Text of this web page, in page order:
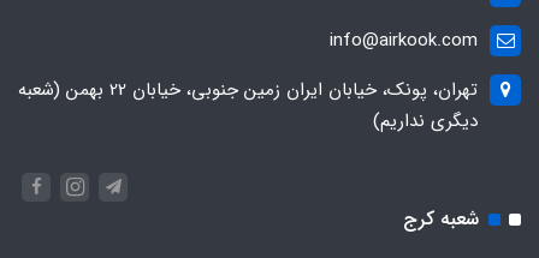
info@airkook.com
تهران، پونک، خیابان ایران زمین جنوبی، خیابان 22 بهمن (شعبه
دیگری نداریم)
شعبه کرج